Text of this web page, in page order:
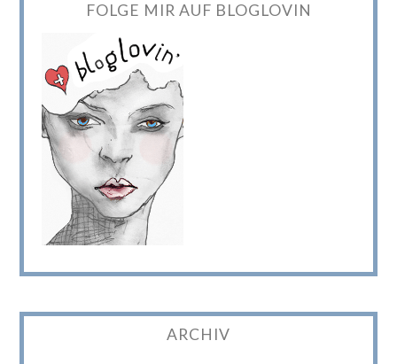
FOLGE MIR AUF BLOGLOVIN
ARCHIV